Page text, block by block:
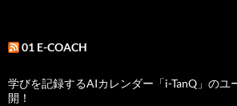
01 E-COACH
学びを記録するAIカレンダー「i-TanQ」のユ
開！